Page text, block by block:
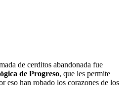
de cerditos abandonada fue
de Progreso, que les permite
eso han robado los corazones de los